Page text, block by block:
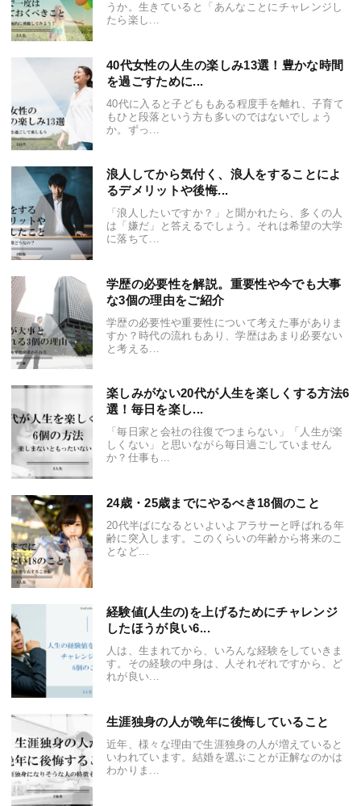
うか。生きていると「あんなことにチャレンジし
たら楽し...
40代女性の人生の楽しみ13選！豊かな時間
を過ごすために...
40代に入ると子どももある程度手を離れ、子育て
もひと段落という方も多いのではないでしょう
か。ずっ...
浪人してから気付く、浪人をすることによ
るデメリットや後悔...
「浪人したいですか？」と聞かれたら、多くの人
は「嫌だ」と答えるでしょう。それは希望の大学
に落ちて...
学歴の必要性を解説。重要性や今でも大事
な3個の理由をご紹介
学歴の必要性や重要性について考えた事がありま
すか？時代の流れもあり、学歴はあまり必要ない
と考える...
楽しみがない20代が人生を楽しくする方法6
選！毎日を楽し...
「毎日家と会社の往復でつまらない」「人生が楽
しくない」と思いながら毎日過ごしていません
か？仕事も...
24歳・25歳までにやるべき18個のこと
20代半ばになるといよいよアラサーと呼ばれる年
齢に突入します。このくらいの年齢から将来のこ
となど...
経験値(人生の)を上げるためにチャレンジ
したほうが良い6...
人は、生まれてから、いろんな経験をしていきま
す。その経験の中身は、人それぞれですから、ど
れが良い...
生涯独身の人が晩年に後悔していること
近年、様々な理由で生涯独身の人が増えていると
いわれています。結婚を選ぶことが正解なのかは
わかりま...